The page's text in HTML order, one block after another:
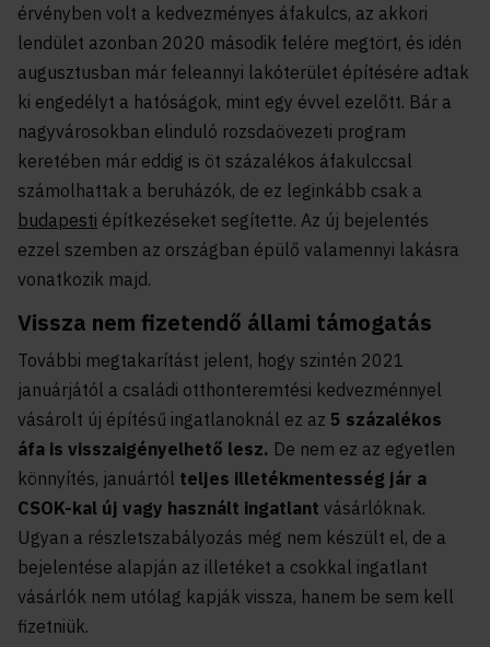
érvényben volt a kedvezményes áfakulcs, az akkori
lendület azonban 2020 második felére megtört, és idén
augusztusban már feleannyi lakóterület építésére adtak
ki engedélyt a hatóságok, mint egy évvel ezelőtt. Bár a
nagyvárosokban elinduló rozsdaövezeti program
keretében már eddig is öt százalékos áfakulccsal
számolhattak a beruházók, de ez leginkább csak a
budapesti építkezéseket segítette. Az új bejelentés
ezzel szemben az országban épülő valamennyi lakásra
vonatkozik majd.
Vissza nem fizetendő állami támogatás
További megtakarítást jelent, hogy szintén 2021
januárjától a családi otthonteremtési kedvezménnyel
vásárolt új építésű ingatlanoknál ez az 5 százalékos
áfa is visszaigényelhető lesz. De nem ez az egyetlen
könnyítés, januártól teljes illetékmentesség jár a
CSOK-kal új vagy használt ingatlant vásárlóknak.
Ugyan a részletszabályozás még nem készült el, de a
bejelentése alapján az illetéket a csokkal ingatlant
vásárlók nem utólag kapják vissza, hanem be sem kell
fizetniük.